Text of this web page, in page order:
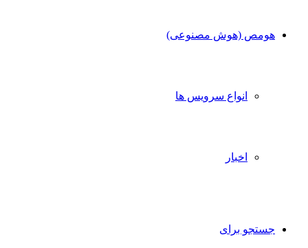
هومص (هوش مصنوعی)
انواع سرویس ها
اخبار
جستجو برای